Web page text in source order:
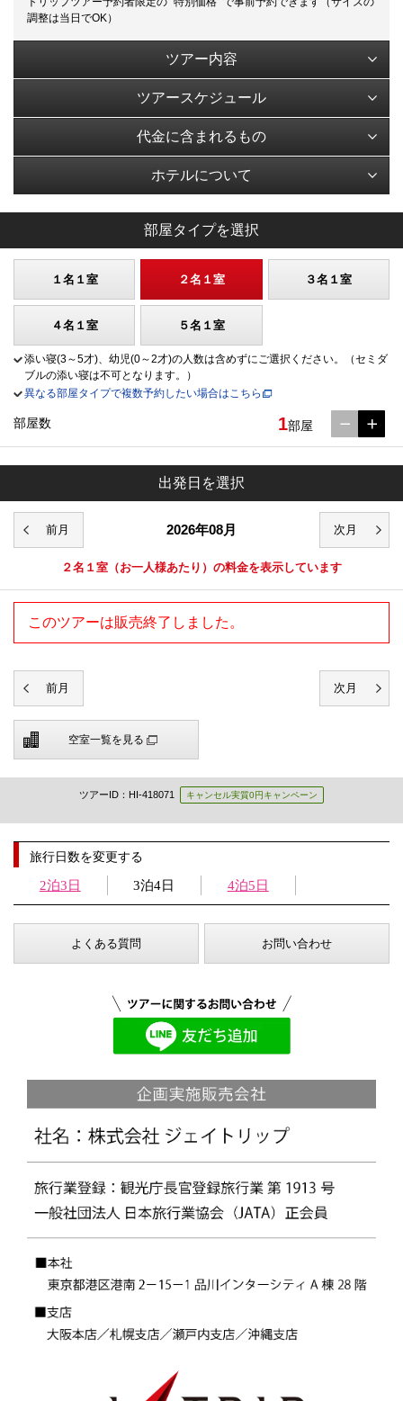
調整は当日でOK）
ツアー内容
ツアースケジュール
代金に含まれるもの
ホテルについて
部屋タイプを選択
１名１室 ２名１室 ３名１室
４名１室 ５名１室
添い寝(3～5才)、幼児(0～2才)の人数は含めずにご選択ください。（セミダ
ブルの添い寝は不可となります。）
異なる部屋タイプで複数予約したい場合はこちら
部屋数 1部屋
出発日を選択
2026年08月
２名１室 （お一人様あたり）の料金を表示しています
このツアーは販売終了しました。
空室一覧を見る
ツアーID：HI-418071 キャンセル実質0円キャンペーン
旅行日数を変更する
2泊3日 3泊4日 4泊5日
よくある質問 お問い合わせ